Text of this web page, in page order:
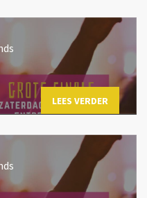
LEES VERDER